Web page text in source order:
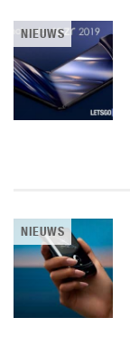
NIEUWS
NIEUWS